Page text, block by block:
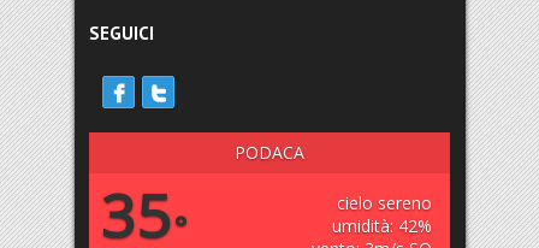
SEGUICI
PODACA
35°
cielo sereno
umidità: 42%